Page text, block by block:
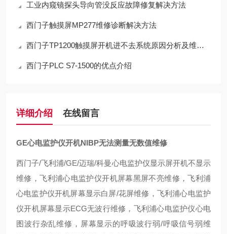
工业内窥镜探头导向管没反应故障修复解决方法
西门子触摸屏MP277维修诊断解决方法
西门子TP1200触摸屏开机进不去系统原因分析及维修方法
西门子PLC S7-1500的优点介绍
详细介绍 在线留言
GE心电监护仪开机NIBP无法测量无数值维修
西门子/飞利浦/GE/迈瑞/科曼心电监护仪显示屏开机不显示
维修，飞利浦心电监护仪开机屏幕黑屏不亮维修，飞利浦
心电监护仪开机屏幕显示白屏/花屏维修，飞利浦心电监护
仪开机屏幕显示ECG无波行维修，飞利浦心电监护仪心电
图波行杂乱维修，屏幕显示的呼吸波行弱/呼吸信号弱维